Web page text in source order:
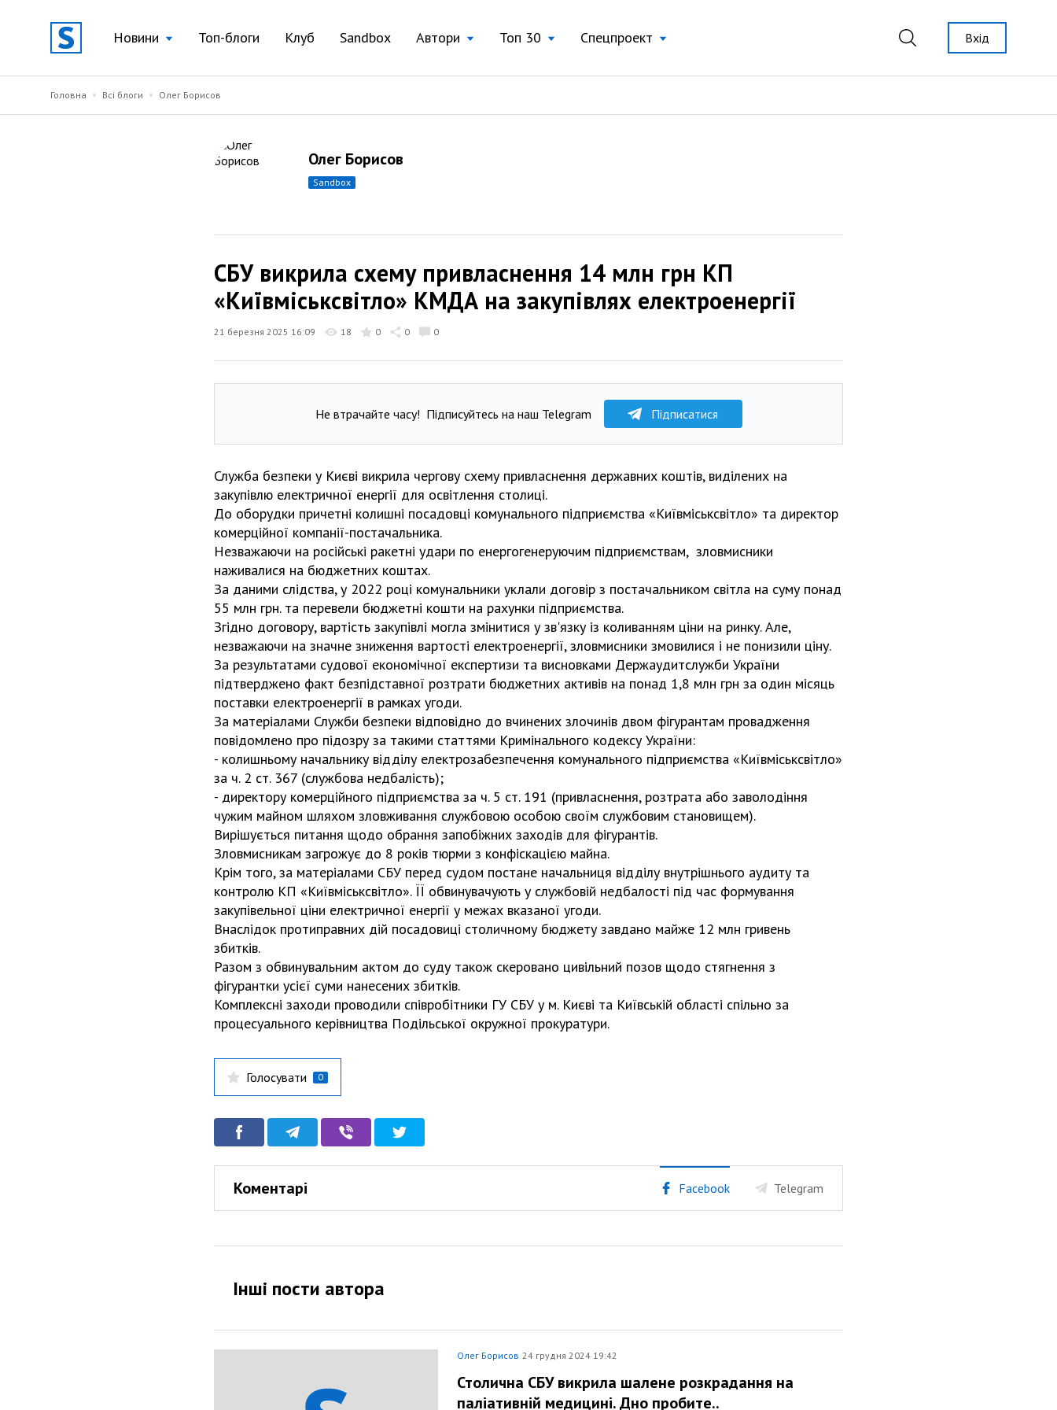
Новини Топ-блоги Клуб Sandbox Автори Топ 30 Спецпроект Вхід
Головна Всі блоги Олег Борисов
Олег Борисов
sandbox
СБУ викрила схему привласнення 14 млн грн КП
«Київміськсвітло» КМДА на закупівлях електроенергії
21 березня 2025 16:09 18 0 0 0
Не втрачайте часу! Підписуйтесь на наш Telegram Підписатися
Служба безпеки у Києві викрила чергову схему привласнення державних коштів, виділених на
закупівлю електричної енергії для освітлення столиці.
До оборудки причетні колишні посадовці комунального підприємства «Київміськсвітло» та директор
комерційної компанії-постачальника.
Незважаючи на російські ракетні удари по енергогенеруючим підприємствам, зловмисники
наживалися на бюджетних коштах.
За даними слідства, у 2022 році комунальники уклали договір з постачальником світла на суму понад
55 млн грн. та перевели бюджетні кошти на рахунки підприємства.
Згідно договору, вартість закупівлі могла змінитися у зв'язку із коливанням ціни на ринку. Але,
незважаючи на значне зниження вартості електроенергії, зловмисники змовилися і не понизили ціну.
За результатами судової економічної експертизи та висновками Держаудитслужби України
підтверджено факт безпідставної розтрати бюджетних активів на понад 1,8 млн грн за один місяць
поставки електроенергії в рамках угоди.
За матеріалами Служби безпеки відповідно до вчинених злочинів двом фігурантам провадження
повідомлено про підозру за такими статтями Кримінального кодексу України:
- колишньому начальнику відділу електрозабезпечення комунального підприємства «Київміськсвітло»
за ч. 2 ст. 367 (службова недбалість);
- директору комерційного підприємства за ч. 5 ст. 191 (привласнення, розтрата або заволодіння
чужим майном шляхом зловживання службовою особою своїм службовим становищем).
Вирішується питання щодо обрання запобіжних заходів для фігурантів.
Зловмисникам загрожує до 8 років тюрми з конфіскацією майна.
Крім того, за матеріалами СБУ перед судом постане начальниця відділу внутрішнього аудиту та
контролю КП «Київміськсвітло». ЇЇ обвинувачують у службовій недбалості під час формування
закупівельної ціни електричної енергії у межах вказаної угоди.
Внаслідок протиправних дій посадовиці столичному бюджету завдано майже 12 млн гривень
збитків.
Разом з обвинувальним актом до суду також скеровано цивільний позов щодо стягнення з
фігурантки усієї суми нанесених збитків.
Комплексні заходи проводили співробітники ГУ СБУ у м. Києві та Київській області спільно за
процесуального керівництва Подільської окружної прокуратури.
Голосувати 0
Коментарі Facebook Telegram
Інші пости автора
Олег Борисов 24 грудня 2024 19:42
Столична СБУ викрила шалене розкрадання на
паліативній медицині. Дно пробите..